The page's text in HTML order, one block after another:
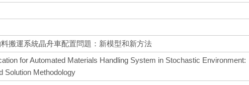
搬運系統晶舟車配置問題：新模型和新方法
for Automated Materials Handling System in Stochastic Environment:
Solution Methodology